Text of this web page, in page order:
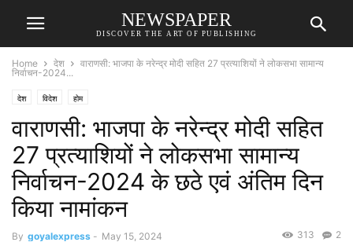
NEWSPAPER
DISCOVER THE ART OF PUBLISHING
Home देश
वाराणसी: भाजपा के नरेन्द्र मोदी सहित 27 प्रत्याशियों ने लोकसभा सामान्य
निर्वाचन-2024...
देश विदेश होम
वाराणसी: भाजपा के नरेन्द्र मोदी सहित
27 प्रत्याशियों ने लोकसभा सामान्य
निर्वाचन-2024 के छठे एवं अंतिम दिन
किया नामांकन
By goyalexpress - May 15, 2024 2
313